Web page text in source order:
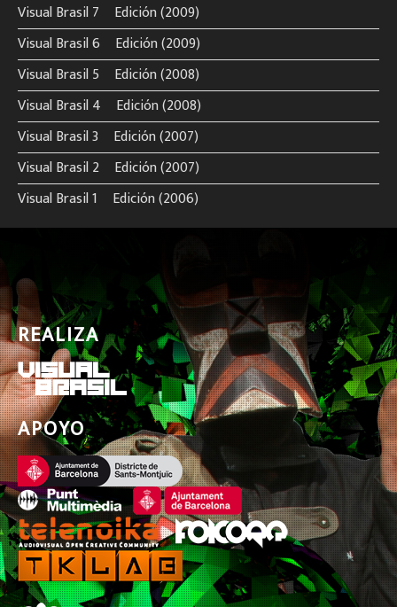
Visual Brasil 7º Edición (2009)
Visual Brasil 6º Edición (2009)
Visual Brasil 5º Edición (2008)
Visual Brasil 4º Edición (2008)
Visual Brasil 3º Edición (2007)
Visual Brasil 2º Edición (2007)
Visual Brasil 1º Edición (2006)
REALIZA
APOYO